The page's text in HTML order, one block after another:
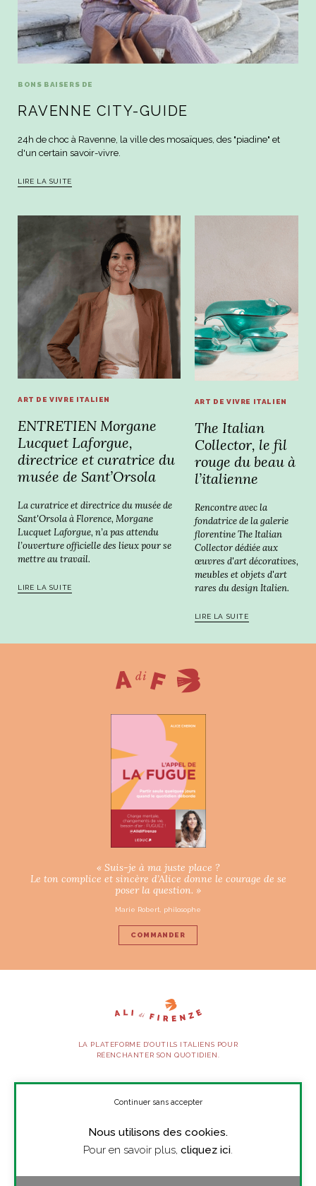
BONS BAISERS DE
RAVENNE CITY-GUIDE
24h de choc à Ravenne, la ville des mosaïques, des "piadine" et
d'un certain savoir-vivre.
LIRE LA SUITE
ART DE VIVRE ITALIEN
ENTRETIEN Morgane
Lucquet Laforgue,
directrice et curatrice du
musée de Sant’Orsola
La curatrice et directrice du musée de
Sant'Orsola à Florence, Morgane
Lucquet Laforgue, n’a pas attendu
l’ouverture officielle des lieux pour se
mettre au travail.
LIRE LA SUITE
ART DE VIVRE ITALIEN
The Italian
Collector, le fil
rouge du beau à
l’italienne
Rencontre avec la
fondatrice de la galerie
florentine The Italian
Collector dédiée aux
œuvres d'art décoratives,
meubles et objets d'art
rares du design Italien.
LIRE LA SUITE
« Suis-je à ma juste place ?
Le ton complice et sincère d’Alice donne le courage de se
poser la question. »
Marie Robert, philosophe
COMMANDER
LA PLATEFORME D’OUTILS ITALIENS POUR
RÉENCHANTER SON QUOTIDIEN.
SUIVEZ-NOUS
Nous utilisons des cookies.
Pour en savoir plus, cliquez ici.
Continuer sans accepter